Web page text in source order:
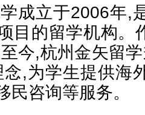
成立于2006年,
目的留学机构。
今,杭州金矢留
念,为学生提供海
民咨询等服务。